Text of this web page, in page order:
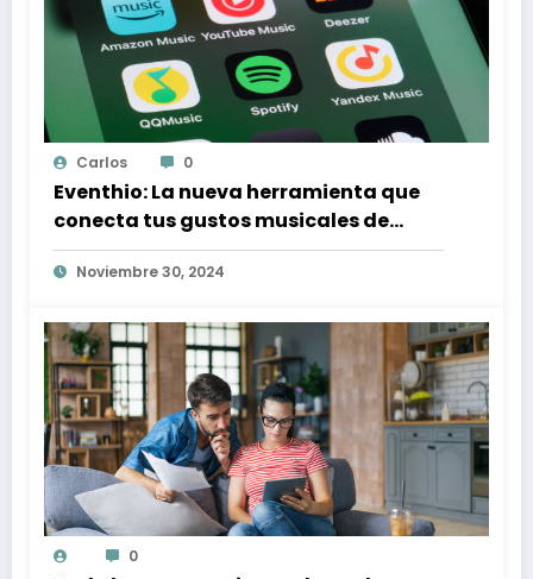
Carlos 0
Eventhio: La nueva herramienta que
conecta tus gustos musicales de
Spotify con conciertos en tu zona
Noviembre 30, 2024
0